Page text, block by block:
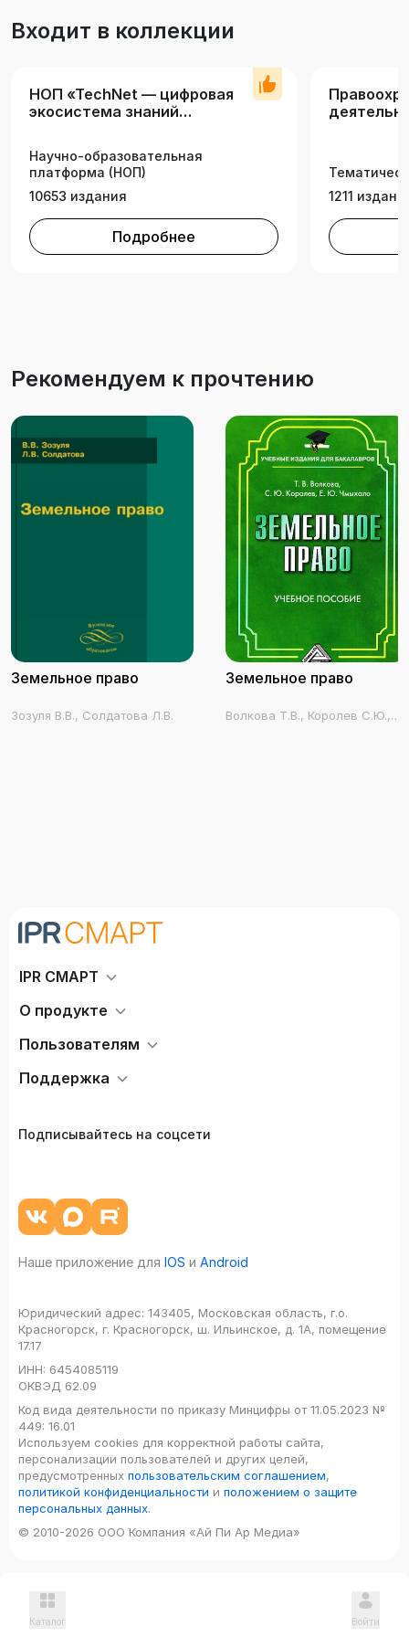
более широкой аудитории, помогут
меняющемся законодательстве.
Входит в коллекции
НОП «TechNet — цифровая
экосистема знаний
Научно-образовательная
платформа (НОП)
10653 издания
Подробнее
1211
Рекомендуем к прочтению
Земельное право
Зозуля В.В., Солдатова Л.В.
Земельное право
Волкова Т.В., Королев С.Ю.,
IPR СМАРТ
О продукте
Пользователям
Поддержка
Подписывайтесь на соцсети
Наше приложение для IOS и Android
Юридический адрес: 143405, Московская область, г.о.
Красногорск, г. Красногорск, ш. Ильинское, д. 1А, помещение
17.17
ИНН: 6454085119
ОКВЭД 62.09
Код вида деятельности по приказу Минцифры от 11.05.2023 №
449: 16.01
Используем cookies для корректной работы сайта,
персонализации пользователей и других целей,
предусмотренных пользовательским соглашением,
политикой конфиденциальности и положением о защите
персональных данных.
© 2010-2026 ООО Компания «Ай Пи Ар Медиа»
Каталог Войти